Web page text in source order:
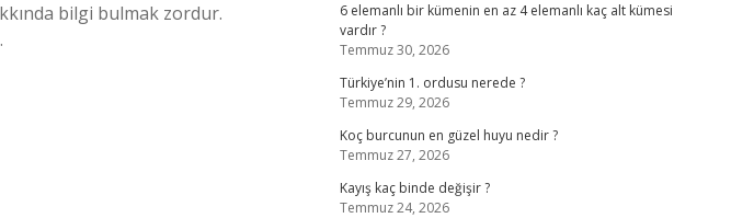
bilgi bulmak zordur.
6 elemanlı bir kümenin en az 4 elemanlı kaç alt kümesi
vardır ?
Temmuz 30, 2026
Türkiye’nin 1. ordusu nerede ?
Temmuz 29, 2026
Koç burcunun en güzel huyu nedir ?
Temmuz 27, 2026
Kayış kaç binde değişir ?
Temmuz 24, 2026